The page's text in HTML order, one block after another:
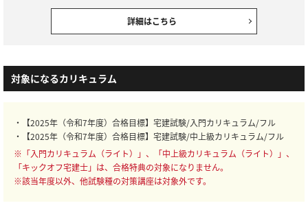
詳細はこちら
対象になるカリキュラム
・【2025年（令和7年度）合格目標】宅建試験/入門カリキュラム/フル
・【2025年（令和7年度）合格目標】宅建試験/中上級カリキュラム/フル
※「入門カリキュラム（ライト）」、「中上級カリキュラム（ライト）」、
「キックオフ宅建士」は、合格特典の対象になりません。
※該当年度以外、他試験種の対策講座は対象外です。